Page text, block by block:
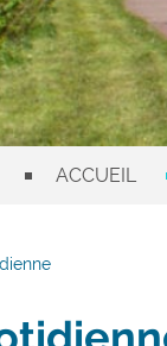
ACCUEIL